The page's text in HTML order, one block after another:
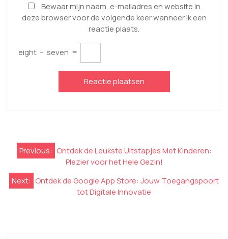
Bewaar mijn naam, e-mailadres en website in
deze browser voor de volgende keer wanneer ik een
reactie plaats.
eight − seven =
Berichtnavigatie
Previous: Ontdek de Leukste Uitstapjes Met Kinderen:
Plezier voor het Hele Gezin!
Next: Ontdek de Google App Store: Jouw Toegangspoort
tot Digitale Innovatie